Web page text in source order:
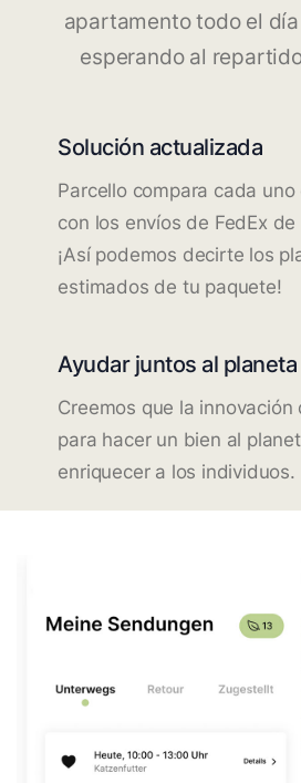
apartamento todo el
esperando al
Solución actualizada
Parcello compara cada
con los envíos de FedEx
¡Así podemos decirte los
estimados de tu paquete!
Ayudar juntos al planeta
Creemos que la innovación
para hacer un bien al
enriquecer a los individuos.